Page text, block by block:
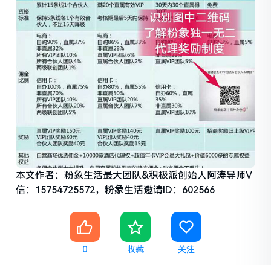
本文作者：粉象生活最大团队&积极派创始人阿涛导师V
信：15754725572，粉象生活邀请ID：602566
0 收藏 关注